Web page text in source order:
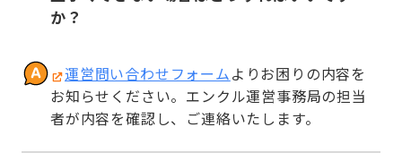
か？
運営問い合わせフォームよりお困りの内容を
お知らせください。エンクル運営事務局の担当
者が内容を確認し、ご連絡いたします。